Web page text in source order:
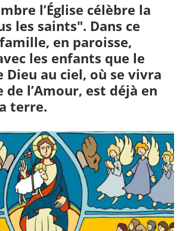
l’Église célèbre la
les saints". Dans ce
en paroisse,
les enfants que le
Dieu au ciel, où se vivra
l’Amour, est déjà en
terre.